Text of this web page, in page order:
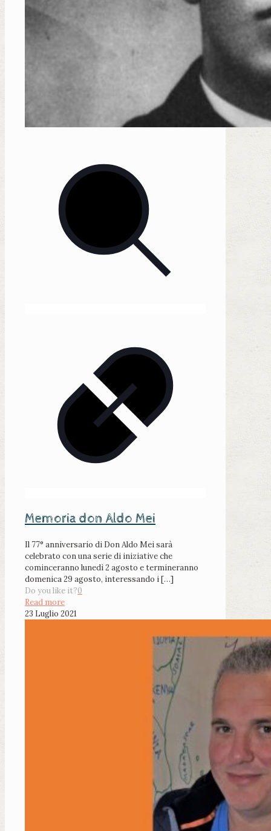
Memoria don Aldo Mei
Il 77° anniversario di Don Aldo Mei sarà
celebrato con una serie di iniziative che
cominceranno lunedì 2 agosto e termineranno
domenica 29 agosto, interessando i[…]
Do you like it?0
Read more
23 Luglio 2021